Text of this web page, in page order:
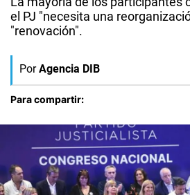
el PJ "necesita una
"renovación".
Por Agencia DIB
Para compartir: